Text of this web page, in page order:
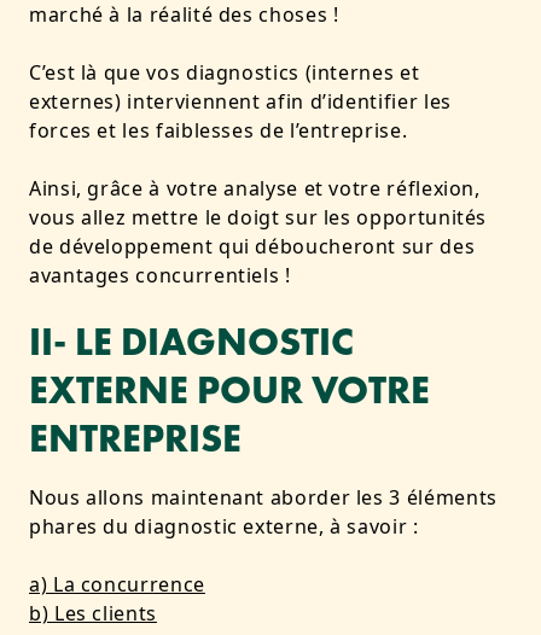
marché à la réalité des choses !
C’est là que vos diagnostics (internes et
externes) interviennent afin d’identifier les
forces et les faiblesses de l’entreprise.
Ainsi, grâce à votre analyse et votre réflexion,
vous allez mettre le doigt sur les opportunités
de développement qui déboucheront sur des
avantages concurrentiels !
II- LE DIAGNOSTIC
EXTERNE POUR VOTRE
ENTREPRISE
Nous allons maintenant aborder les 3 éléments
phares du diagnostic externe, à savoir :
a) La concurrence
b) Les clients